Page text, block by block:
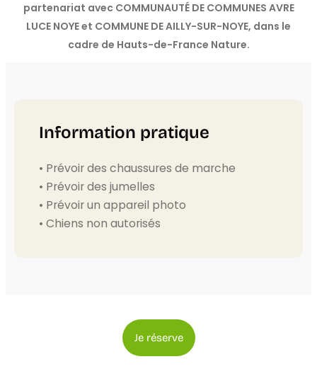
partenariat avec COMMUNAUTÉ DE COMMUNES AVRE
LUCE NOYE et COMMUNE DE AILLY-SUR-NOYE, dans le
cadre de Hauts-de-France Nature.
Information pratique
• Prévoir des chaussures de marche
• Prévoir des jumelles
• Prévoir un appareil photo
• Chiens non autorisés
Je réserve